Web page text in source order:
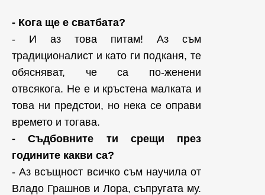
- Кога ще е сватбата?
- И аз това питам! Аз съм
традиционалист и като ги подканя, те
обясняват, че са по-женени
отвсякога. Не е и кръстена малката и
това ни предстои, но нека се оправи
времето и тогава.
- Съдбовните ти срещи през
годините какви са?
- Аз всъщност всичко съм научила от
Владо Грашнов и Лора, съпругата му.